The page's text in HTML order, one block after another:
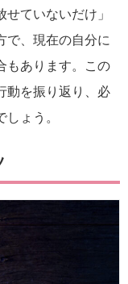
ていないだけ」
で、現在の自分に
もあります。この
動を振り返り、必
ょう。